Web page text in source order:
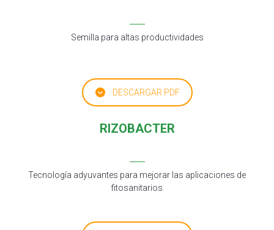
Semilla para altas productividades
DESCARGAR PDF
RIZOBACTER
Tecnología adyuvantes para mejorar las aplicaciones de
fitosanitarios